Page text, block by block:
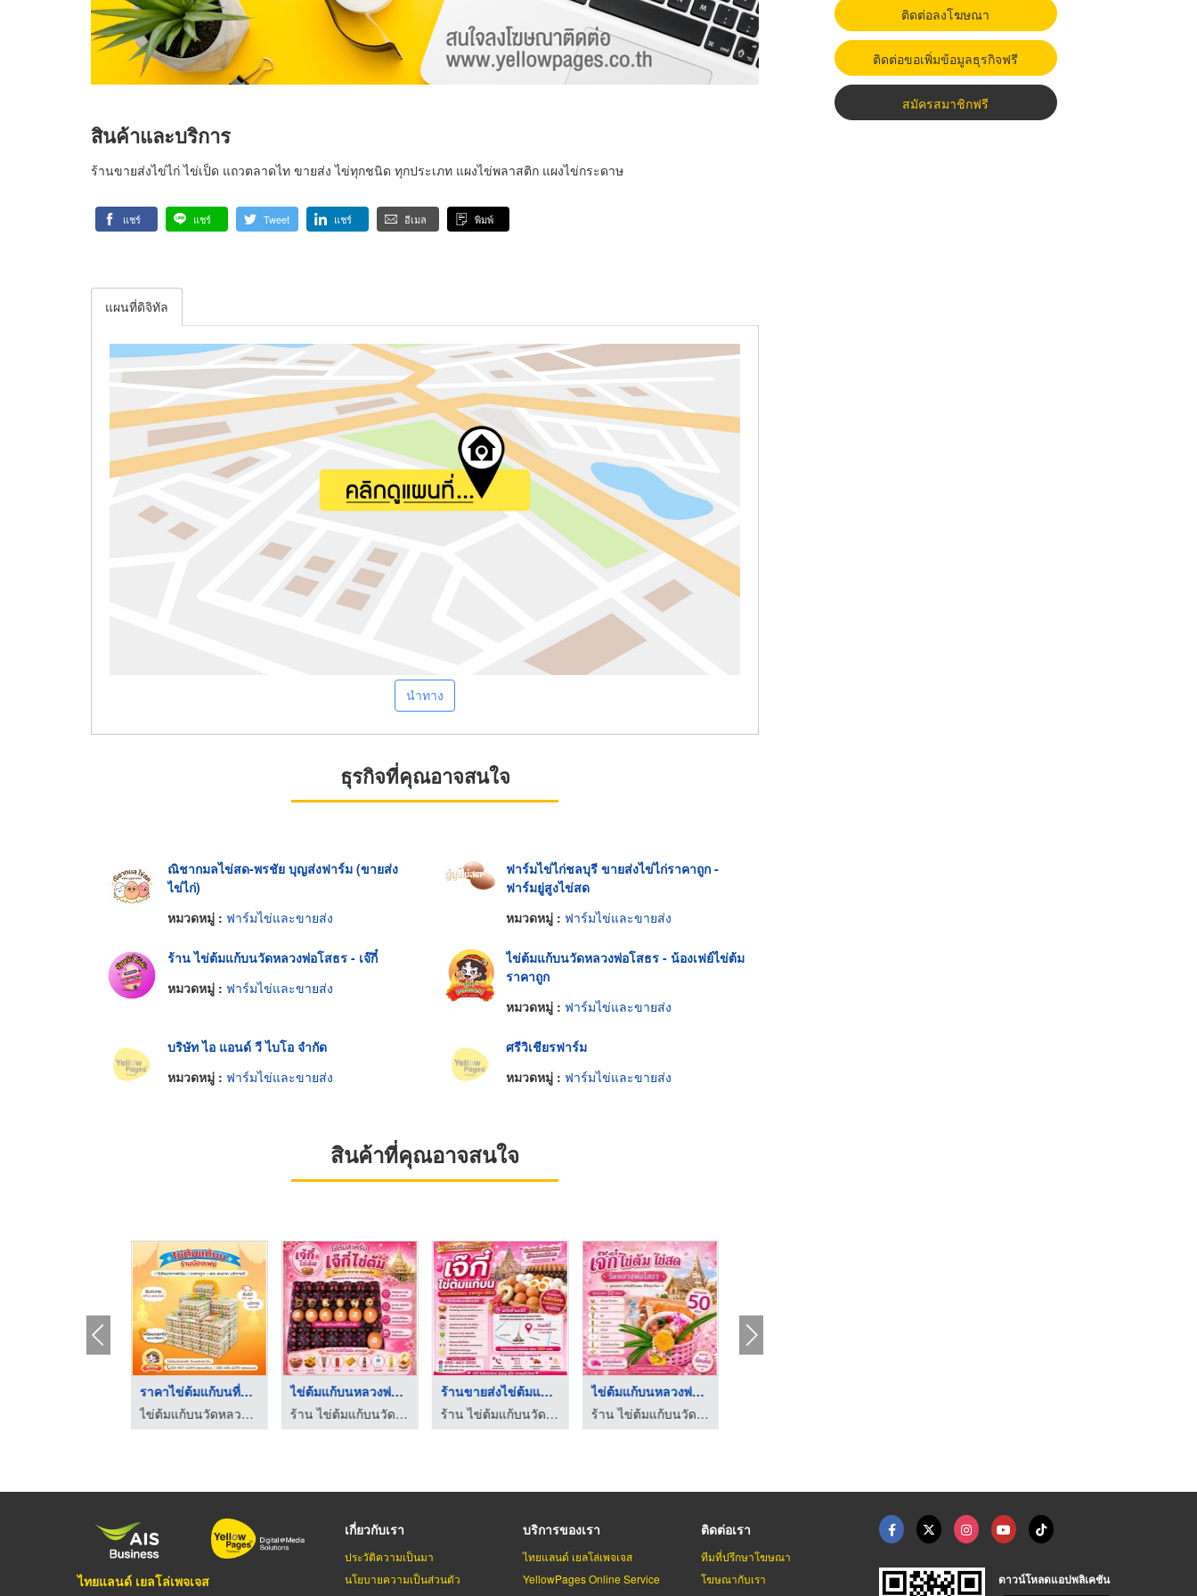
สินค้าและบริการ
ร้านขายส่งไข่ไก่ ไข่เป็ด แถวตลาดไท ขายส่ง ไข่ทุกชนิด ทุกประเภท แผงไข่พลาสติก แผงไข่กระดาษ
แชร์ แชร์ Tweet แชร์ อีเมล พิมพ์
แผนที่ดิจิทัล
นำทาง
ธุรกิจที่คุณอาจสนใจ
ณิชากมลไข่สด-พรชัย บุญส่งฟาร์ม (ขายส่ง
ไข่ไก่)
หมวดหมู่ : ฟาร์มไข่และขายส่ง
ฟาร์มไข่ไก่ชลบุรี ขายส่งไข่ไก่ราคาถูก -
ฟาร์มยู่สูงไข่สด
หมวดหมู่ : ฟาร์มไข่และขายส่ง
ร้าน ไข่ต้มแก้บนวัดหลวงพ่อโสธร - เจ๊กี๋
หมวดหมู่ : ฟาร์มไข่และขายส่ง
ไข่ต้มแก้บนวัดหลวงพ่อโสธร - น้องเฟย์ไข่ต้ม
ราคาถูก
หมวดหมู่ : ฟาร์มไข่และขายส่ง
บริษัท ไอ แอนด์ วี ไบโอ จำกัด
หมวดหมู่ : ฟาร์มไข่และขายส่ง
ศรีวิเชียรฟาร์ม
หมวดหมู่ : ฟาร์มไข่และขายส่ง
สินค้าที่คุณอาจสนใจ
ราคาไข่ต้มแก้บนที่หน ...
ไข่ต้มแก้บนวัดหลวงพ่อโสธร - น้องเฟย์ไข่ต้ม ราคาถูก
ไข่ต้มแก้บนหลวงพ่อโส ...
ร้าน ไข่ต้มแก้บนวัดหลวงพ่อโสธร - เจ๊กี๋
ร้านขายส่งไข่ต้มแปดร ...
ร้าน ไข่ต้มแก้บนวัดหลวงพ่อโสธร - เจ๊กี๋
ไข่ต้มแก้บนหลวงพ่อโส ...
ร้าน ไข่ต้มแก้บนวัดหลวงพ่อโสธร - เจ๊กี๋
ติดต่อลงโฆษณา
ติดต่อขอเพิ่มข้อมูลธุรกิจฟรี
สมัครสมาชิกฟรี
ไทยแลนด์ เยลโล่เพจเจส
เกี่ยวกับเรา
ประวัติความเป็นมา
นโยบายความเป็นส่วนตัว
บริการของเรา
ไทยแลนด์ เยลโล่เพจเจส
YellowPages Online Service
ติดต่อเรา
ทีมที่ปรึกษาโฆษณา
โฆษณากับเรา
ดาวน์โหลดแอปพลิเคชัน